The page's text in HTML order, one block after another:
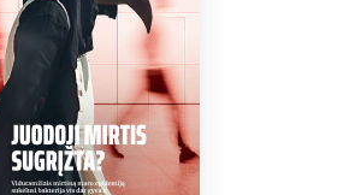
info@elvislab.lt